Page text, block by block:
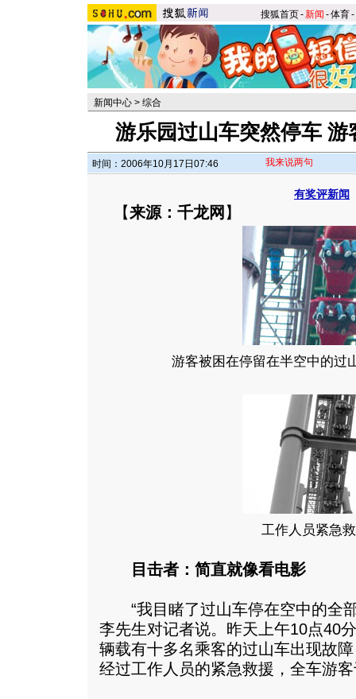
搜狐首页-新闻 -体育-
新闻中心 > 综合
游乐园过山车突然停车
时间：2006年10月17日07:46 我来说两句
有奖评新闻
【来源：千龙网 】
游客被困在停留在半空中的过
工作人员紧急
目击者：简直就像看电影
“我目睹了过山车停在空中的全
李先生对记者说。昨天上午10点40
辆载有十多名乘客的过山车出现故
经过工作人员的紧急救援，全车游